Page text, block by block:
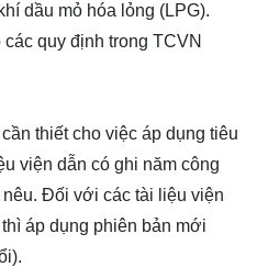
dầu mỏ hóa lỏng (LPG).
quy định trong TCVN
thiết cho việc áp dụng tiêu
viện dẫn có ghi năm công
Đối với các tài liệu viện
áp dụng phiên bản mới